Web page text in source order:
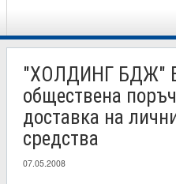
"ХОЛДИНГ БДЖ"
обществена
доставка на
средства
07.05.2008